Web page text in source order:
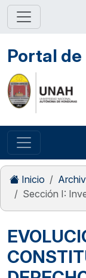
Portal de
Inicio
Sección I: